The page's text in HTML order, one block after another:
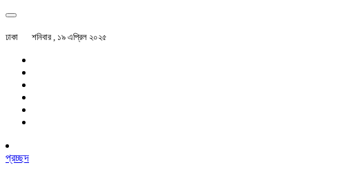
ঢাকা শনিবার , ১৯ এপ্রিল ২০২৫
প্রচ্ছদ